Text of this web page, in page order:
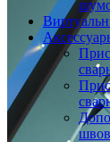
швов